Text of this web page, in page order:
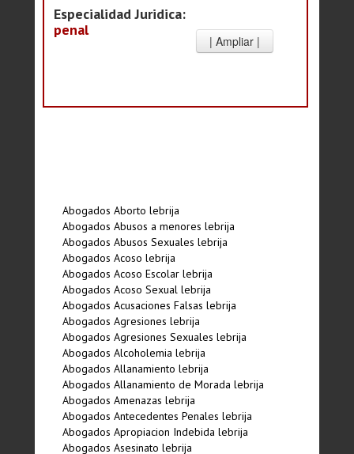
Especialidad Juridica:
penal
Abogados Aborto lebrija
Abogados Abusos a menores lebrija
Abogados Abusos Sexuales lebrija
Abogados Acoso lebrija
Abogados Acoso Escolar lebrija
Abogados Acoso Sexual lebrija
Abogados Acusaciones Falsas lebrija
Abogados Agresiones lebrija
Abogados Agresiones Sexuales lebrija
Abogados Alcoholemia lebrija
Abogados Allanamiento lebrija
Abogados Allanamiento de Morada lebrija
Abogados Amenazas lebrija
Abogados Antecedentes Penales lebrija
Abogados Apropiacion Indebida lebrija
Abogados Asesinato lebrija